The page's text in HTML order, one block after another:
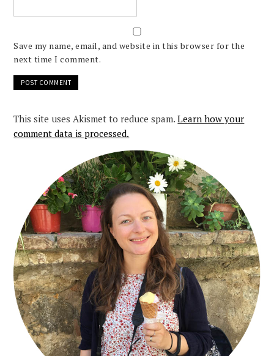
Save my name, email, and website in this browser for the
next time I comment.
This site uses Akismet to reduce spam.Learn how your
comment data is processed.